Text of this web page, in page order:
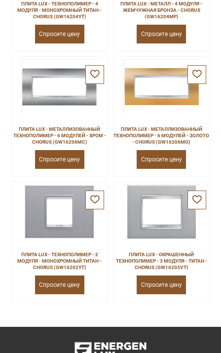
ПЛИТА LUX - ТЕХНОПОЛИМЕР - 4
МОДУЛЯ - МОНОХРОМНЫЙ ТИТАН -
CHORUS (GW16204YT)
Спросите цену
ПЛИТА LUX - МЕТАЛЛ - 4 МОДУЛЯ -
ЖЕМЧУЖНАЯ БРОНЗА - CHORUS
(GW16204MP)
Спросите цену
ПЛИТА LUX - МЕТАЛЛИЗОВАННЫЙ
ТЕХНОПОЛИМЕР - 6 МОДУЛЕЙ - ХРОМ -
CHORUS (GW16206MC)
Спросите цену
ПЛИТА LUX - МЕТАЛЛИЗОВАННЫЙ
ТЕХНОПОЛИМЕР - 6 МОДУЛЕЙ - ЗОЛОТО
- CHORUS (GW16206MO)
Спросите цену
ПЛИТА LUX - ТЕХНОПОЛИМЕР - 2
МОДУЛЯ - МОНОХРОМНЫЙ ТИТАН -
CHORUS (GW16202YT)
Спросите цену
ПЛИТА LUX - ОКРАШЕННЫЙ
ТЕХНОПОЛИМЕР - 3 МОДУЛЯ - ТИТАН -
CHORUS (GW16203VT)
Спросите цену